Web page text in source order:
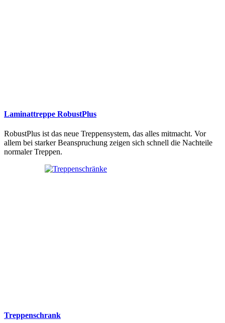
Laminattreppe RobustPlus
RobustPlus ist das neue Treppensystem, das alles mitmacht. Vor
allem bei starker Beanspruchung zeigen sich schnell die Nachteile
normaler Treppen.
Treppenschrank